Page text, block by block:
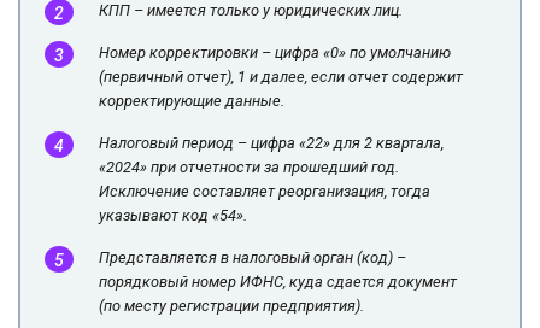
КПП – имеется только у юридических лиц.
Номер корректировки – цифра «0» по умолчанию
(первичный отчет), 1 и далее, если отчет содержит
корректирующие данные.
Налоговый период – цифра «22» для 2 квартала,
«2024» при отчетности за прошедший год.
Исключение составляет реорганизация, тогда
указывают код «54».
Представляется в налоговый орган (код) –
порядковый номер ИФНС, куда сдается документ
(по месту регистрации предприятия).